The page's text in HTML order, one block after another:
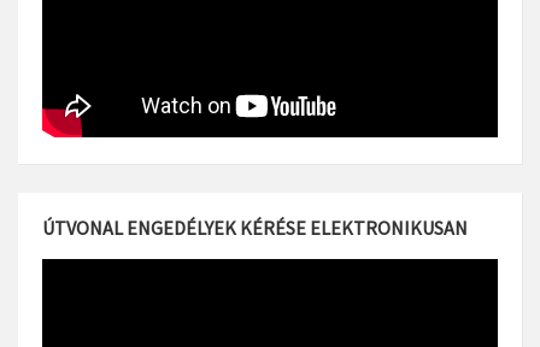
ÚTVONAL ENGEDÉLYEK KÉRÉSE ELEKTRONIKUSAN